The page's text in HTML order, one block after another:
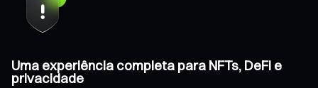
Uma experiência completa para NFTs, DeFi e
privacidade